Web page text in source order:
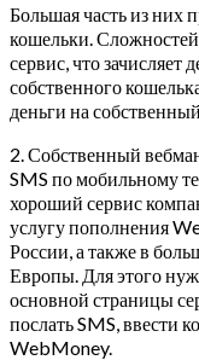
Большая часть из них
кошельки.
сервис, что
собственного
деньги на
2. Собственный
SMS по мобильному
хороший сервис
услугу пополнения
России, а также в
Европы. Для этого
основной страницы
послать SMS, ввести
WebMoney.